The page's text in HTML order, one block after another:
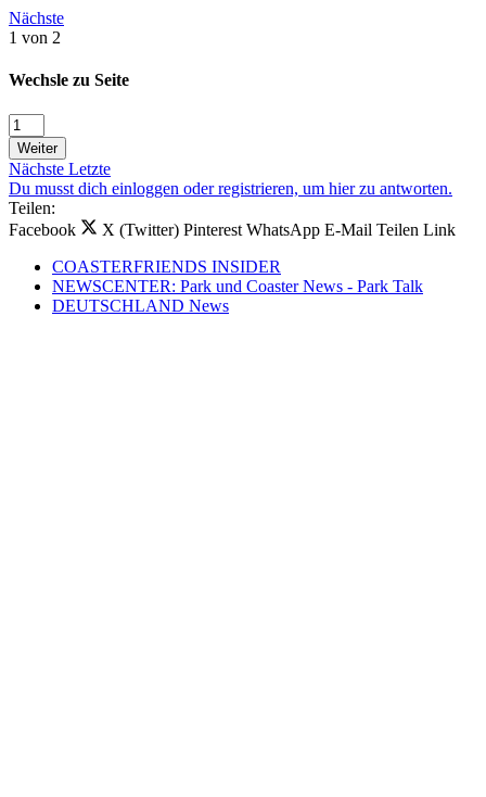
Nächste
1 von 2
Wechsle zu Seite
Weiter
Nächste Letzte
Du musst dich einloggen oder registrieren, um hier zu antworten.
Teilen:
Facebook
X (Twitter) Pinterest WhatsApp E-Mail Teilen Link
COASTERFRIENDS INSIDER
NEWSCENTER: Park und Coaster News - Park Talk
DEUTSCHLAND News